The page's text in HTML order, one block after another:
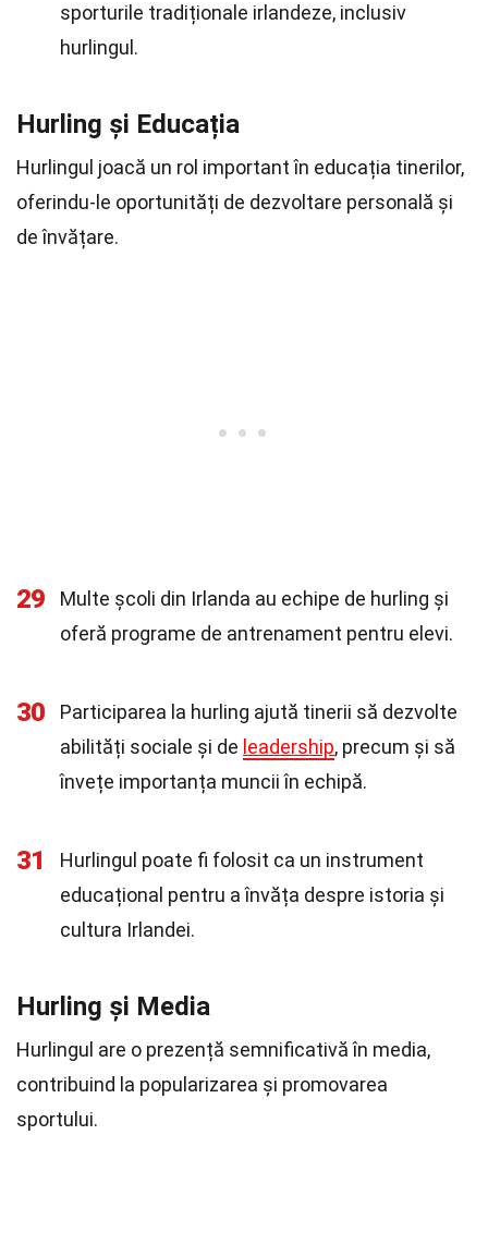
sporturile tradiționale irlandeze, inclusiv
hurlingul.
Hurling și Educația
Hurlingul joacă un rol important în educația tinerilor,
oferindu-le oportunități de dezvoltare personală și
de învățare.
29
Multe școli din Irlanda au echipe de hurling și
oferă programe de antrenament pentru elevi.
30
Participarea la hurling ajută tinerii să dezvolte
abilități sociale și de leadership, precum și să
învețe importanța muncii în echipă.
31
Hurlingul poate fi folosit ca un instrument
educațional pentru a învăța despre istoria și
cultura Irlandei.
Hurling și Media
Hurlingul are o prezență semnificativă în media,
contribuind la popularizarea și promovarea
sportului.